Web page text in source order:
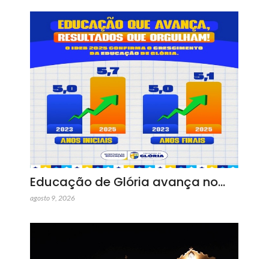
Educação de Glória avança no…
agosto 9, 2026